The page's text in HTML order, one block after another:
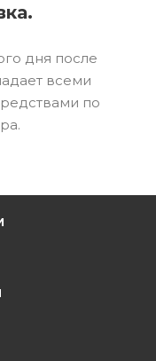
дня после
всеми
по